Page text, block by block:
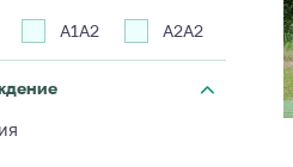
А1А2 А2А2